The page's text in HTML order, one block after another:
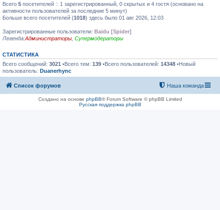
Всего 5 посетителей :: 1 зарегистрированный, 0 скрытых и 4 гостя (основано на
активности пользователей за последние 5 минут)
Больше всего посетителей (1018) здесь было 01 авг 2026, 12:03
Зарегистрированные пользователи: Baidu [Spider]
Легенда:Администраторы Супермодераторы
СТАТИСТИКА
Всего сообщений: 3021 •Всего тем: 139 •Всего пользователей: 14348 •Новый
пользователь: Duanerhync
Список форумов Наша команда
Создано на основе phpBB® Forum Software © phpBB Limited
Русская поддержка phpBB